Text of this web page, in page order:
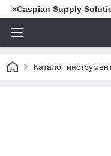
«Caspian Supply
Каталог